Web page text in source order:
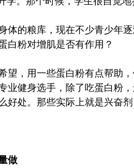
的粮库，现在不少青少年逐
白粉对增肌是否有作用？
，用一些蛋白粉有点帮助，
业健身选手，除了吃蛋白粉
好处。那些实际上就是兴奋
做